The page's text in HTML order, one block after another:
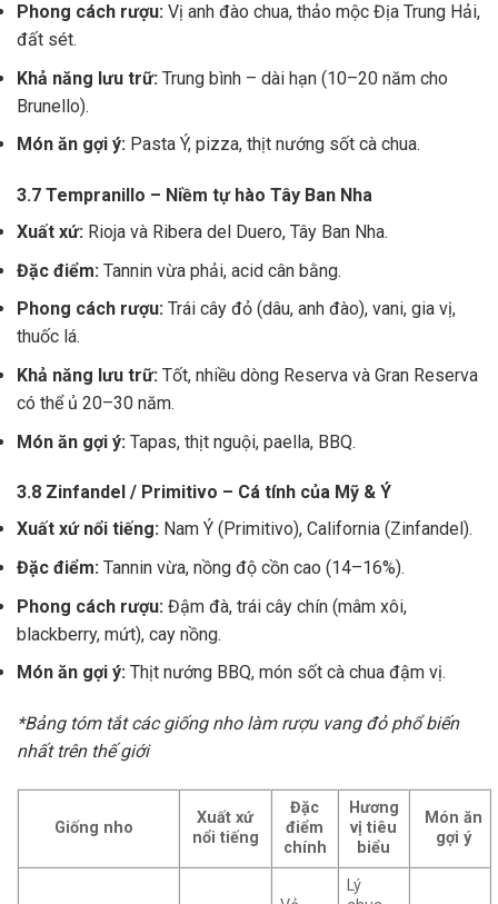
Phong cách rượu: Vị anh đào chua, thảo mộc Địa Trung Hải,
đất sét.
Khả năng lưu trữ: Trung bình – dài hạn (10–20 năm cho
Brunello).
Món ăn gợi ý: Pasta Ý, pizza, thịt nướng sốt cà chua.
3.7 Tempranillo – Niềm tự hào Tây Ban Nha
Xuất xứ: Rioja và Ribera del Duero, Tây Ban Nha.
Đặc điểm: Tannin vừa phải, acid cân bằng.
Phong cách rượu: Trái cây đỏ (dâu, anh đào), vani, gia vị,
thuốc lá.
Khả năng lưu trữ: Tốt, nhiều dòng Reserva và Gran Reserva
có thể ủ 20–30 năm.
Món ăn gợi ý: Tapas, thịt nguội, paella, BBQ.
3.8 Zinfandel / Primitivo – Cá tính của Mỹ & Ý
Xuất xứ nổi tiếng: Nam Ý (Primitivo), California (Zinfandel).
Đặc điểm: Tannin vừa, nồng độ cồn cao (14–16%).
Phong cách rượu: Đậm đà, trái cây chín (mâm xôi,
blackberry, mứt), cay nồng.
Món ăn gợi ý: Thịt nướng BBQ, món sốt cà chua đậm vị.
*Bảng tóm tắt các giống nho làm rượu vang đỏ phổ biến
nhất trên thế giới
Giống nho
Xuất xứ
nổi tiếng
Đặc
điểm
chính
Hương
vị tiêu
biểu
Món ăn
gợi ý
Lý